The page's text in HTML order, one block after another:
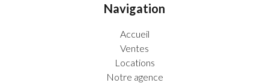
Navigation
Accueil
Ventes
Locations
Notre agence